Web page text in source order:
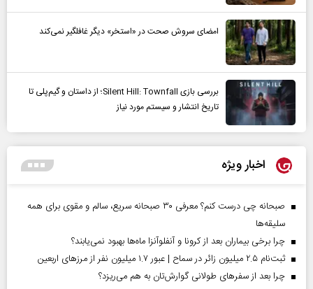
امضای سروش صحت در «استخر» دیگر غافلگیر نمی‌کند
بررسی بازی Silent Hill: Townfall؛ از داستان و گیم‌پلی تا
تاریخ انتشار و سیستم مورد نیاز
اخبار ویژه
صبحانه چی درست کنم؟ معرفی ۳۰ صبحانه سریع، سالم و مقوی برای همه
سلیقه‌ها
چرا برخی بیماران بعد از کرونا و آنفلوآنزا ماه‌ها بهبود نمی‌یابند؟
ثبت‌نام ۲.۵ میلیون زائر در سماح | عبور ۱.۷ میلیون نفر از مرز‌های اربعین
چرا بعد از سفرهای طولانی گوارش‌تان به هم می‌ریزد؟